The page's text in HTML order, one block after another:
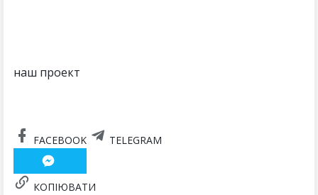
наш проект
FACEBOOK TELEGRAM
КОПІЮВАТИ